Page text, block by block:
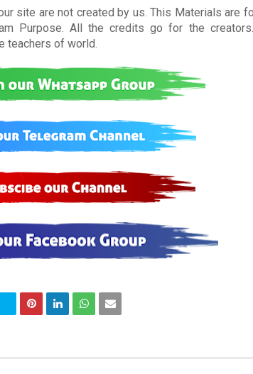
site are not created by us. This Materials are
Purpose. All the credits go for the
teachers of world